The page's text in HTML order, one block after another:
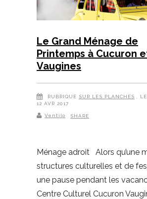
Le Grand Ménage de
Printemps à Cucuron
Vaugines
RUBRIQUE SUR LES PLANCHES
,
12 AVR 2017
Ventilo SHARE
Ménage adroit Alors qu’une
structures culturelles et de
une pause pendant les
Centre Culturel Cucuron